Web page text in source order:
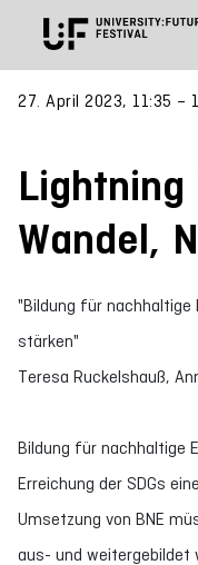
27. April 2023, 11:35 –
Lightning
Wandel,
"Bildung für nachhaltige
stärken"
Teresa Ruckelshauß,
Bildung für nachhaltige
Erreichung der SDGs
Umsetzung von BNE
aus- und weitergebildet